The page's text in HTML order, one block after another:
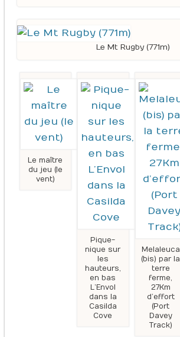
Le Mt Rugby (771m)
Le maître
du jeu (le
vent)
Pique-
nique sur
les
hauteurs,
en bas
L’Envol
dans la
Casilda
Cove
Melaleuca
(bis) par la
terre
ferme,
27Km
d’effort
(Port
Davey
Track)